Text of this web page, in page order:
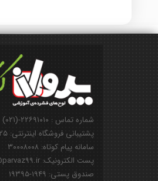
شماره تماس : ۲۲۶۹۱۰۱۰-(۰۲۱)
پشتیبانی فروشگاه اینترنتی: ۰۹۱۲۸۵۰۱۱۲۵
سامانه پیام کوتاه: ۳۰۰۰۸۰۰۸
پست الکترونیک: info@parvaz99.ir
صندوق پستی: ۱۹۴۹-۱۹۳۹۵